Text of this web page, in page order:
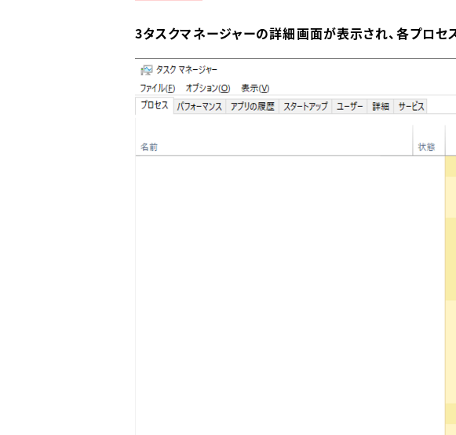
3タスクマネージャーの詳細画面が表示され、各プロセ